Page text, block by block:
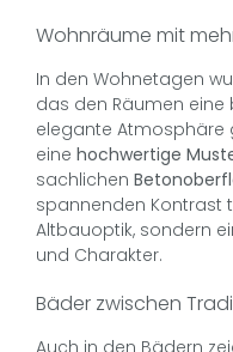
Wohnräume mit
In den Wohnetagen
das den Räumen
elegante Atmosphäre
eine hochwertige
sachlichen
spannenden Kontrast
Altbauoptik, sondern
und Charakter.
Bäder zwischen